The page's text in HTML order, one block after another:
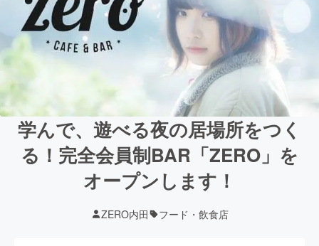
学んで、遊べる夜の居場所をつく
る！完全会員制BAR「ZERO」を
オープンします！
ZERO内田 フード・飲食店